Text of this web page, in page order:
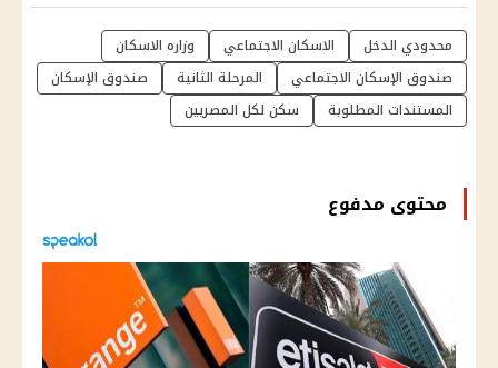
محدودي الدخل الاسكان الاجتماعي
وزاره الاسكان
صندوق الإسكان الاجتماعي
المرحلة الثانية
صندوق الإسكان
المستندات المطلوبة
سكن لكل المصريين
محتوى مدفوع